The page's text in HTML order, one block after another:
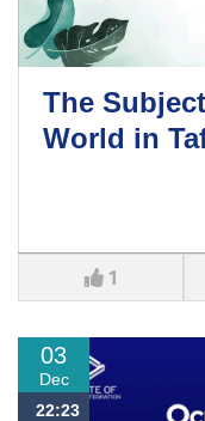
The
World in
1
03
Dec
22:23